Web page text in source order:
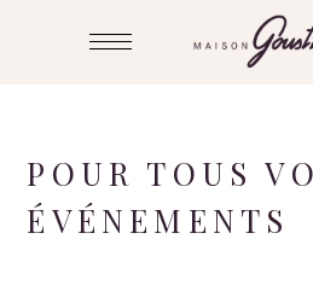
POUR TOUS
ÉVÉNEMENTS